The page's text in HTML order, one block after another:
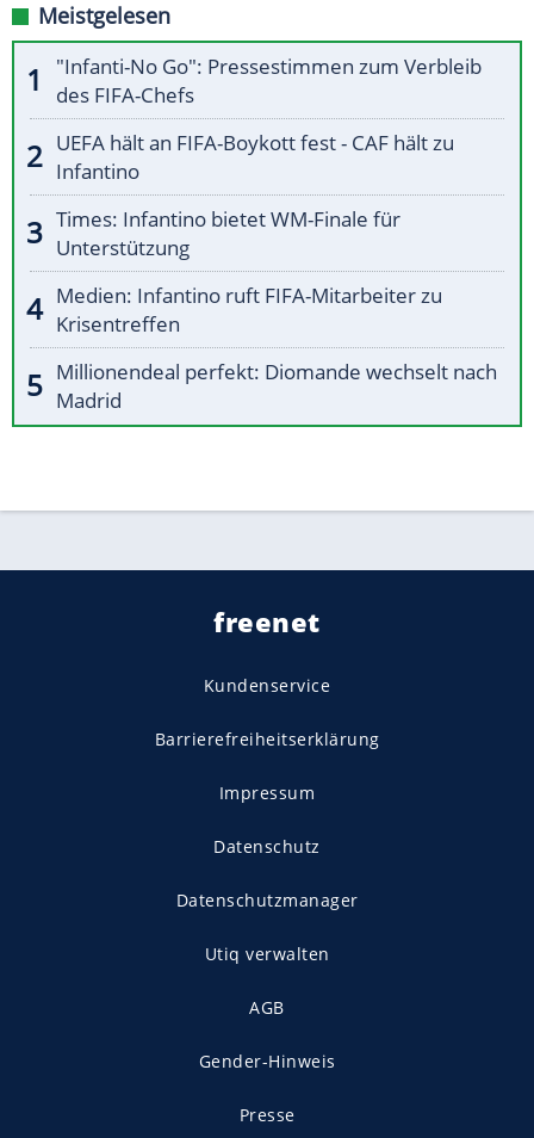
Meistgelesen
"Infanti-No Go": Pressestimmen zum Verbleib
des FIFA-Chefs
UEFA hält an FIFA-Boykott fest - CAF hält zu
Infantino
Times: Infantino bietet WM-Finale für
Unterstützung
Medien: Infantino ruft FIFA-Mitarbeiter zu
Krisentreffen
Millionendeal perfekt: Diomande wechselt nach
Madrid
freenet
Kundenservice
Barrierefreiheitserklärung
Impressum
Datenschutz
Datenschutzmanager
Utiq verwalten
AGB
Gender-Hinweis
Presse